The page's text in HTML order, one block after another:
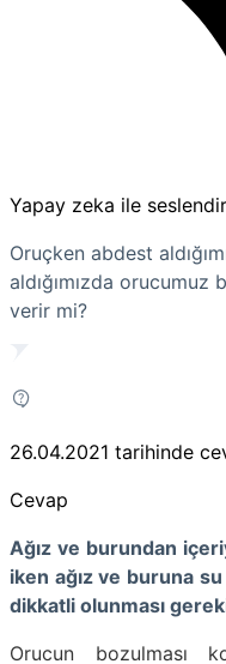
Yapay zeka ile
Oruçken abdest
aldığımızda
verir mi?
26.04.2021 tarihinde
Cevap
Ağız ve burundan
iken ağız ve buruna
dikkatli olunması
Orucun bozulması